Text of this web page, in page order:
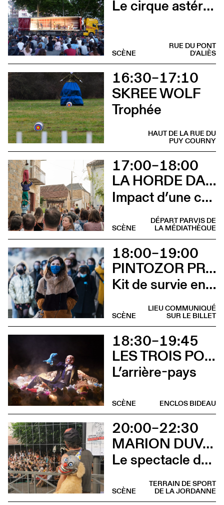
Le cirque astéroïde
RUE DU PONT
D'ALIÈS
SCÈNE
16:30–17:10
SKREE WOLF
Trophée
HAUT DE LA RUE DU
PUY COURNY
17:00–18:00
LA HORDE DANS LES PAVÉS
Impact d’une course [Aurillac] X Stadium
DÉPART PARVIS DE
LA MÉDIATHÈQUE
SCÈNE
18:00–19:00
PINTOZOR PROD. ET MARION THOMAS
Kit de survie en territoire masculiniste
LIEU COMMUNIQUÉ
SUR LE BILLET
SCÈNE
18:30–19:45
LES TROIS POINTS DE SUSPENSION & 3615 DAKOTA
L’arrière-pays
ENCLOS BIDEAU
SCÈNE
20:00–22:30
MARION DUVAL - CIE CHRIS CADILLAC
Le spectacle de merde
TERRAIN DE SPORT
DE LA JORDANNE
SCÈNE